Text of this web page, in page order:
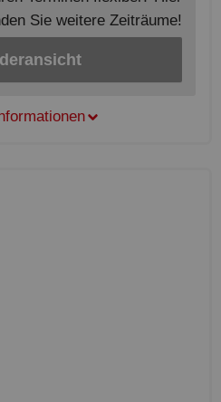
Sie weitere Zeiträume!